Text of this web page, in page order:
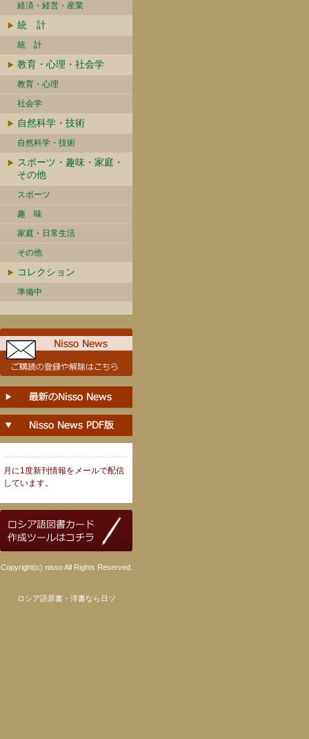
経済・経営・産業
統 計
統 計
教育・心理・社会学
教育・心理
社会学
自然科学・技術
自然科学・技術
スポーツ・趣味・家庭・
その他
スポーツ
趣 味
家庭・日常生活
その他
コレクション
準備中
月に1度新刊情報をメールで配信
しています。
Copyright(c) nisso All Rights Reserved.
ロシア語原書・洋書なら日ソ